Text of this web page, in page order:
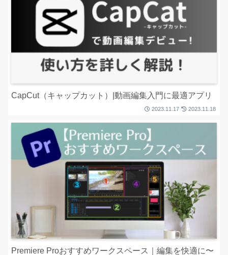
CapCut（キャップカット）|動画編集入門に最適アプリ
2023.11.17 2023.11.18
Premiere Proおすすめワークスペース｜編集を快適に〜